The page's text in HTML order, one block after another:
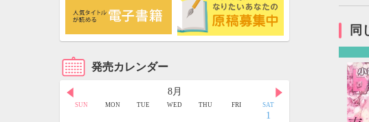
同
発売カレンダー
8月
SUN MON TUE WED THU FRI SAT
1
MON